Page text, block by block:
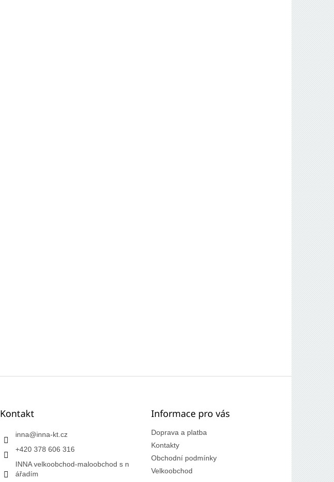
Kontakt
inna@inna-kt.cz
+420 378 606 316
INNA velkoobchod-maloobchod s n
ářadím
Informace pro vás
Doprava a platba
Kontakty
Obchodní podmínky
Velkoobchod